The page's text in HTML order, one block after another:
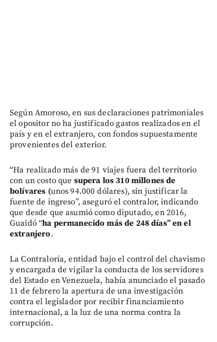
Según Amoroso, en sus declaraciones patrimoniales
el opositor no ha justificado gastos realizados en el
país y en el extranjero, con fondos supuestamente
provenientes del exterior.
“Ha realizado más de 91 viajes fuera del territorio
con un costo que supera los 310 millones de
bolívares (unos 94.000 dólares), sin justificar la
fuente de ingreso”, aseguró el contralor, indicando
que desde que asumió como diputado, en 2016,
Guaidó “ha permanecido más de 248 días” en el
extranjero.
La Contraloría, entidad bajo el control del chavismo
y encargada de vigilar la conducta de los servidores
del Estado en Venezuela, había anunciado el pasado
11 de febrero la apertura de una investigación
contra el legislador por recibir financiamiento
internacional, a la luz de una norma contra la
corrupción.